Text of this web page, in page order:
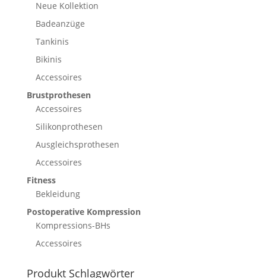
Neue Kollektion
Badeanzüge
Tankinis
Bikinis
Accessoires
Brustprothesen
Accessoires
Silikonprothesen
Ausgleichsprothesen
Accessoires
Fitness
Bekleidung
Postoperative Kompression
Kompressions-BHs
Accessoires
Produkt Schlagwörter